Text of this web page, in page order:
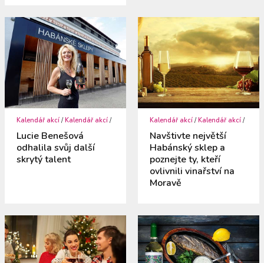
Kalendář akcí / Kalendář akcí /
Lucie Benešová
odhalila svůj další
skrytý talent
Kalendář akcí / Kalendář akcí /
Navštivte největší
Habánský sklep a
poznejte ty, kteří
ovlivnili vinařství na
Moravě